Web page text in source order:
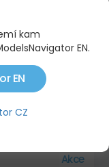
Akce
kam
EN.
EN
CZ